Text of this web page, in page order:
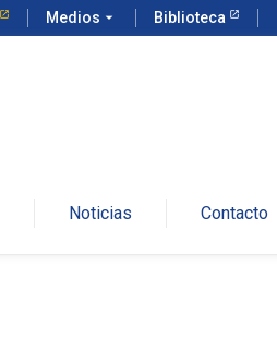
Medios arrow_drop_down Biblioteca
Noticias Contacto